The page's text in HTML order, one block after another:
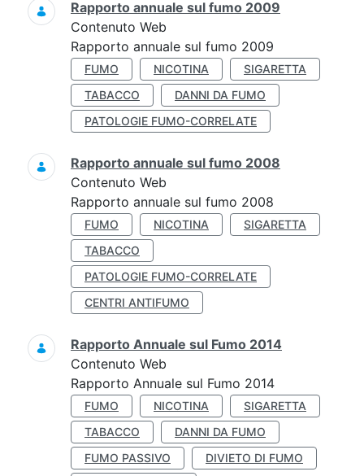
Rapporto annuale sul fumo 2009
Contenuto Web
Rapporto annuale sul fumo 2009
FUMO NICOTINA
SIGARETTA
TABACCO
DANNI DA FUMO
PATOLOGIE FUMO-CORRELATE
Rapporto annuale sul fumo 2008
Contenuto Web
Rapporto annuale sul fumo 2008
FUMO NICOTINA
SIGARETTA
TABACCO
PATOLOGIE FUMO-CORRELATE
CENTRI ANTIFUMO
Rapporto Annuale sul Fumo 2014
Contenuto Web
Rapporto Annuale sul Fumo 2014
FUMO NICOTINA
SIGARETTA
TABACCO
DANNI DA FUMO
FUMO PASSIVO
DIVIETO DI FUMO